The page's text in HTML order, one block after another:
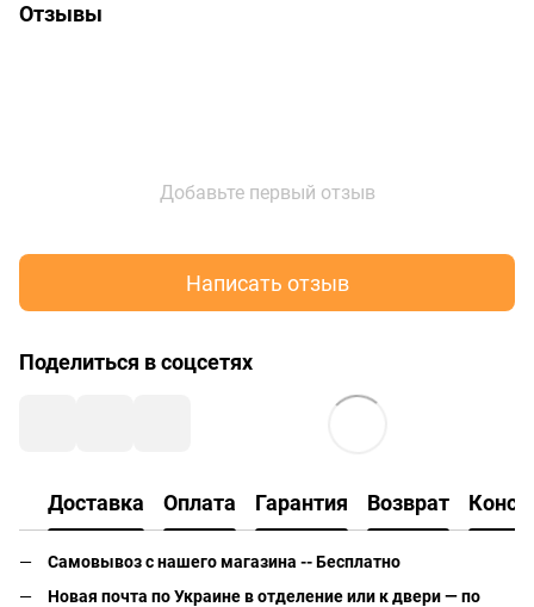
Отзывы
Добавьте первый отзыв
Написать отзыв
Поделиться в соцсетях
Доставка Оплата Гарантия Возврат
Самовывоз с нашего магазина -- Бесплатно
Новая почта по Украине в отделение или к двери — по